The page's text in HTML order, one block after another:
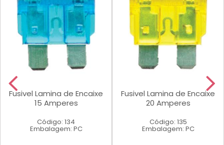
Fusivel Lamina de Encaixe
15 Amperes
Código: 134
Embalagem: PC
Fusivel Lamina de Encaixe
20 Amperes
Código: 135
Embalagem: PC